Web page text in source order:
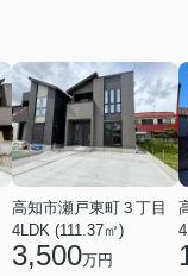
高知市瀬戸東町３丁目
4LDK (111.37㎡)
3,500万円